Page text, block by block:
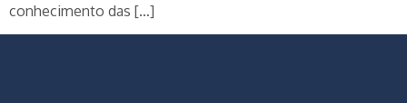
conhecimento das […]